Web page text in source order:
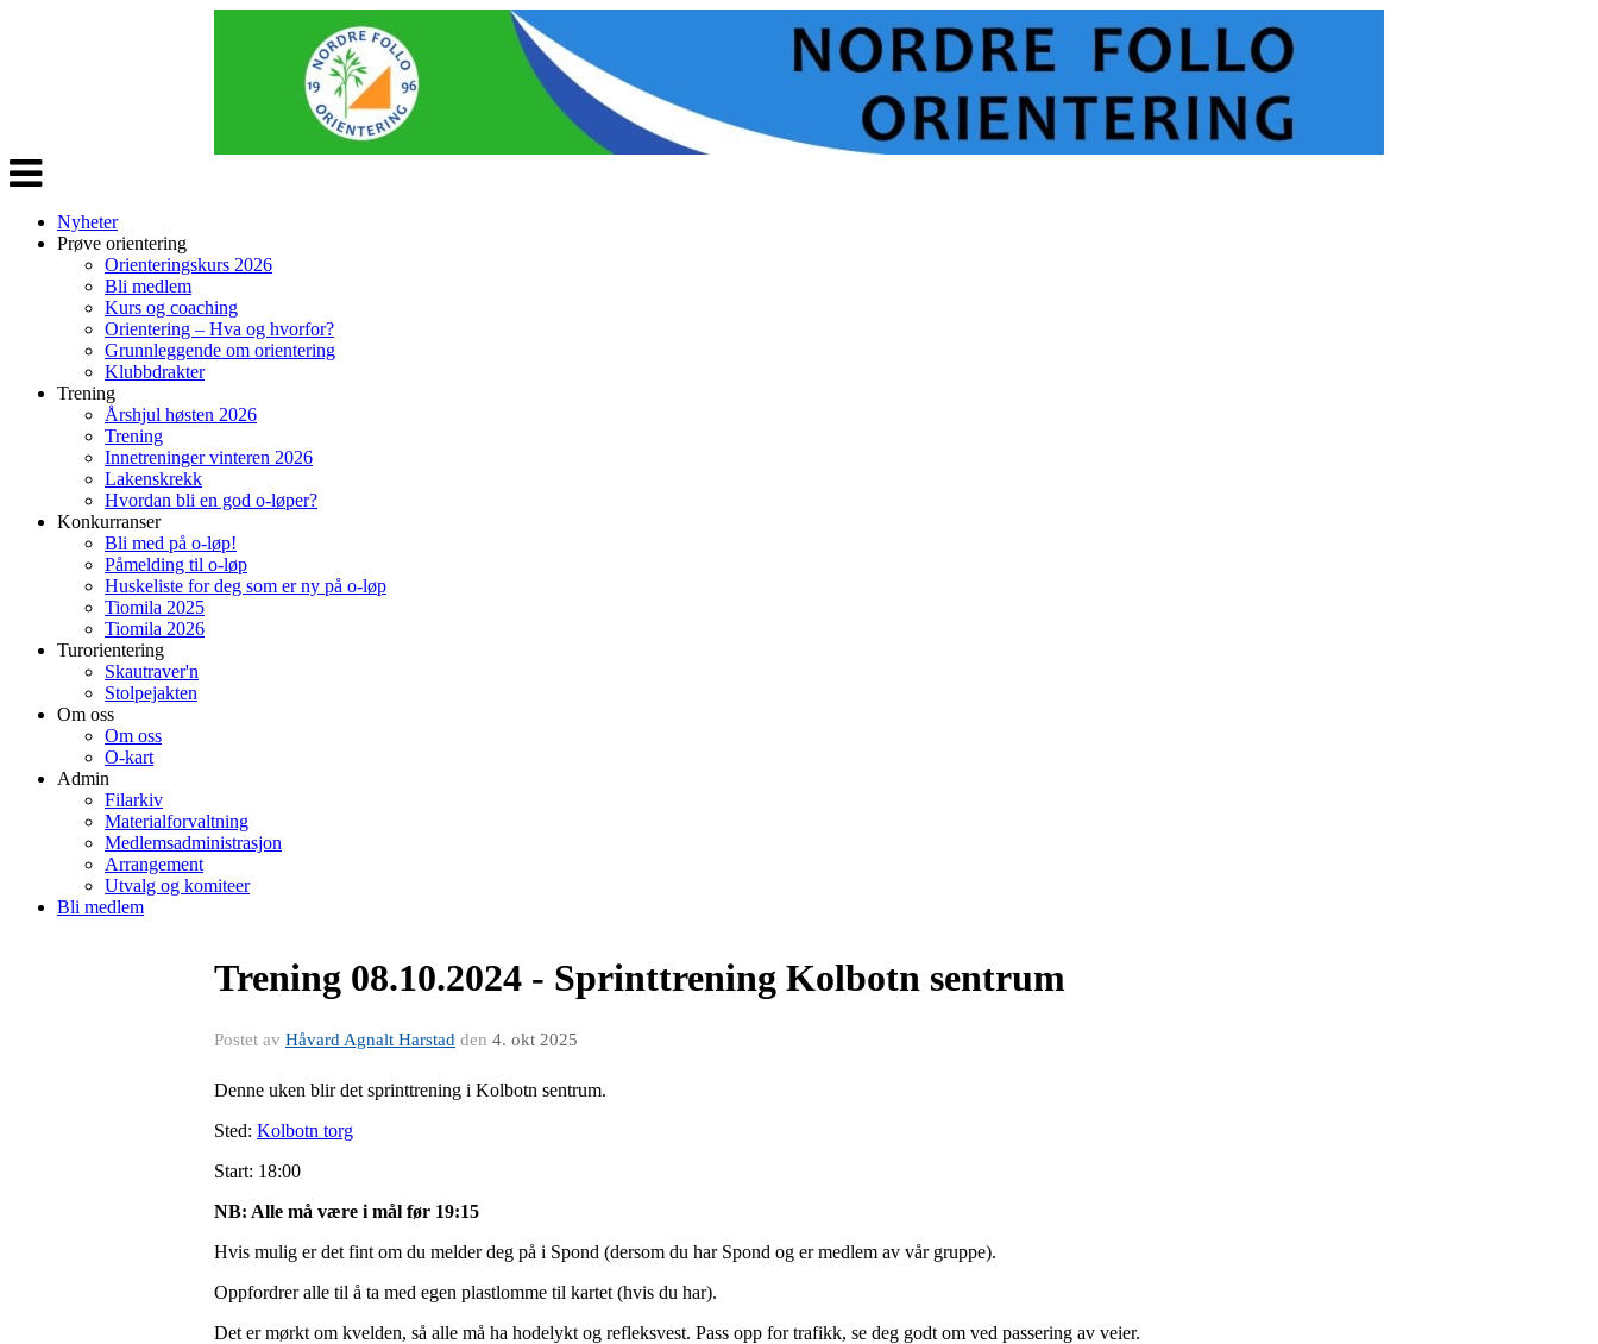
Veksle
navigasjon
Nyheter
Prøve orientering
Orienteringskurs 2026
Bli medlem
Kurs og coaching
Orientering – Hva og hvorfor?
Grunnleggende om orientering
Klubbdrakter
Trening
Årshjul høsten 2026
Trening
Innetreninger vinteren 2026
Lakenskrekk
Hvordan bli en god o-løper?
Konkurranser
Bli med på o-løp!
Påmelding til o-løp
Huskeliste for deg som er ny på o-løp
Tiomila 2025
Tiomila 2026
Turorientering
Skautraver'n
Stolpejakten
Om oss
Om oss
O-kart
Admin
Filarkiv
Materialforvaltning
Medlemsadministrasjon
Arrangement
Utvalg og komiteer
Bli medlem
Trening 08.10.2024 - Sprinttrening Kolbotn sentrum
Postet av Håvard Agnalt Harstad den 4. okt 2025
Denne uken blir det sprinttrening i Kolbotn sentrum.
Sted: Kolbotn torg
Start: 18:00
NB: Alle må være i mål før 19:15
Hvis mulig er det fint om du melder deg på i Spond (dersom du har Spond og er medlem av vår gruppe).
Oppfordrer alle til å ta med egen plastlomme til kartet (hvis du har).
Det er mørkt om kvelden, så alle må ha hodelykt og refleksvest. Pass opp for trafikk, se deg godt om ved passering av veier.